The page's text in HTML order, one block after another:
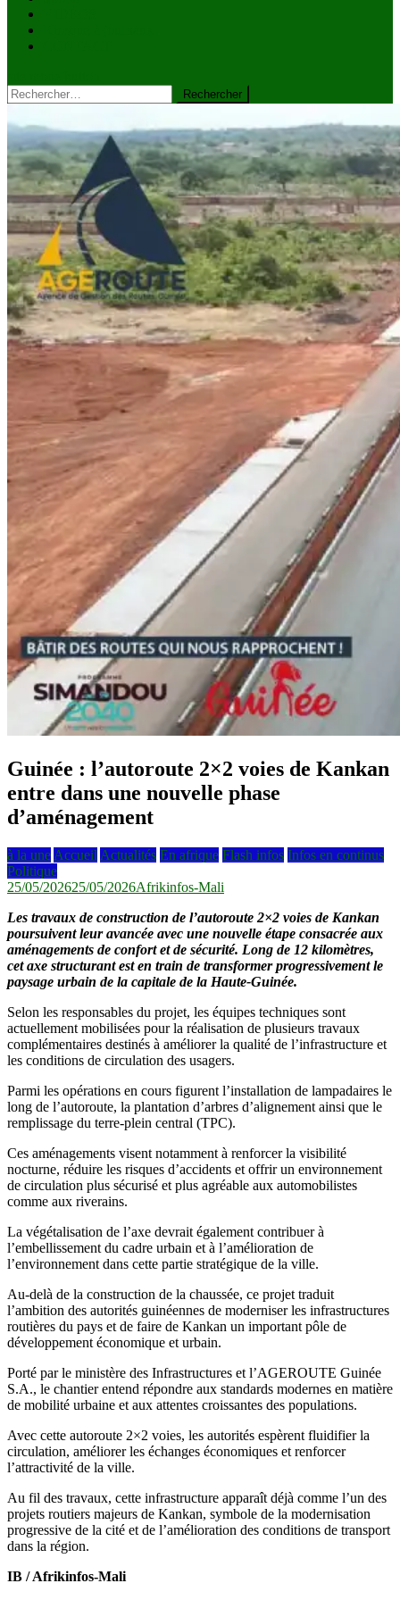
Rechercher :
Guinée : l’autoroute 2×2 voies de Kankan
entre dans une nouvelle phase
d’aménagement
à la une Accueil Actualités En afrique Flash infos Infos en continus
Politique
25/05/202625/05/2026Afrikinfos-Mali
Les travaux de construction de l’autoroute 2×2 voies de Kankan
poursuivent leur avancée avec une nouvelle étape consacrée aux
aménagements de confort et de sécurité. Long de 12 kilomètres,
cet axe structurant est en train de transformer progressivement le
paysage urbain de la capitale de la Haute-Guinée.
Selon les responsables du projet, les équipes techniques sont
actuellement mobilisées pour la réalisation de plusieurs travaux
complémentaires destinés à améliorer la qualité de l’infrastructure et
les conditions de circulation des usagers.
Parmi les opérations en cours figurent l’installation de lampadaires le
long de l’autoroute, la plantation d’arbres d’alignement ainsi que le
remplissage du terre-plein central (TPC).
Ces aménagements visent notamment à renforcer la visibilité
nocturne, réduire les risques d’accidents et offrir un environnement
de circulation plus sécurisé et plus agréable aux automobilistes
comme aux riverains.
La végétalisation de l’axe devrait également contribuer à
l’embellissement du cadre urbain et à l’amélioration de
l’environnement dans cette partie stratégique de la ville.
Au-delà de la construction de la chaussée, ce projet traduit
l’ambition des autorités guinéennes de moderniser les infrastructures
routières du pays et de faire de Kankan un important pôle de
développement économique et urbain.
Porté par le ministère des Infrastructures et l’AGEROUTE Guinée
S.A., le chantier entend répondre aux standards modernes en matière
de mobilité urbaine et aux attentes croissantes des populations.
Avec cette autoroute 2×2 voies, les autorités espèrent fluidifier la
circulation, améliorer les échanges économiques et renforcer
l’attractivité de la ville.
Au fil des travaux, cette infrastructure apparaît déjà comme l’un des
projets routiers majeurs de Kankan, symbole de la modernisation
progressive de la cité et de l’amélioration des conditions de transport
dans la région.
IB / Afrikinfos-Mali